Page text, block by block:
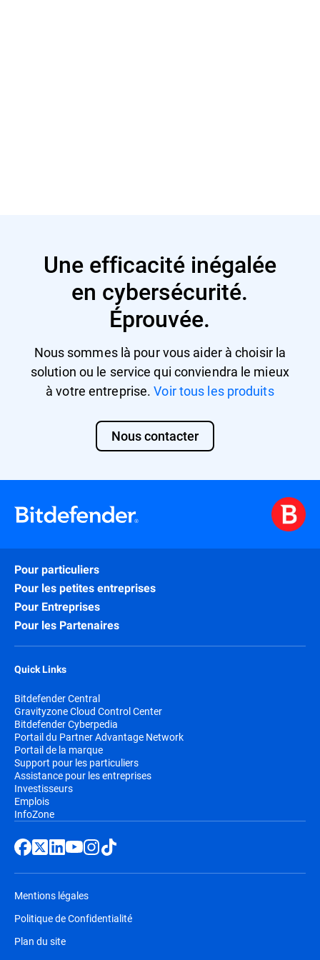
Une efficacité inégalée
en cybersécurité.
Éprouvée.
Nous sommes là pour vous aider à choisir la
solution ou le service qui conviendra le mieux
à votre entreprise.Voir tous les produits
Nous contacter
Pour particuliers
Pour les petites entreprises
Pour Entreprises
Pour les Partenaires
Quick Links
Bitdefender Central
Gravityzone Cloud Control Center
Bitdefender Cyberpedia
Portail du Partner Advantage Network
Portail de la marque
Support pour les particuliers
Assistance pour les entreprises
Investisseurs
Emplois
InfoZone
Mentions légales
Politique de Confidentialité
Plan du site